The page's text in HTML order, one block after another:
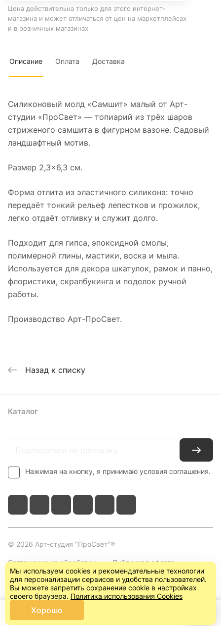
Цена действительна только для этого интернет-
магазина и может отличаться от цен на маркетплейсах
и в розничных магазинах
Описание Оплата Доставка
Силиконовый молд «Самшит» малый от Арт-
студии «ПроСвет» — топиарий из трёх шаров
стриженого самшита в фигурном вазоне. Садовый
ландшафтный мотив.
Размер 2,3×6,3 см.
Форма отлита из эластичного силикона: точно
передаёт тонкий рельеф лепестков и прожилок,
легко отдаёт отливку и служит долго.
Подходит для гипса, эпоксидной смолы,
полимерной глины, мастики, воска и мыла.
Используется для декора шкатулок, рамок и панно,
флористики, скрапбукинга и поделок ручной
работы.
Производство Арт-ПроСвет.
Назад к списку
Каталог
Нажимая на кнопку, я принимаю условия соглашения.
© 2026 Арт-студия "ПроСвет"®
Соглашение на обработку
персональных данных
Публичная оферта
(пользовательское
соглашение)
Главная Каталог
Мы используем cookies и рекомендательные технологии
для персонализации сервисов и удобства пользователей.
Вы можете запретить сохранение cookie в настройках
своего браузера. Политика использования Cookies
Хорошо